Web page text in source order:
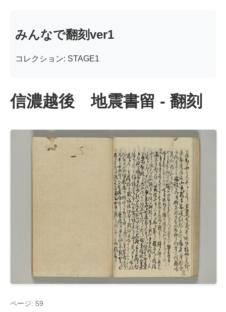
みんなで翻刻ver1
コレクション: STAGE1
信濃越後 地震書留 - 翻刻
ページ: 59